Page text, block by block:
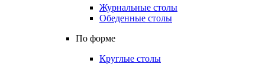
Журнальные столы
Обеденные столы
По форме
Круглые столы